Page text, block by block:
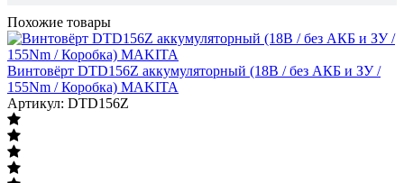
Похожие товары
Винтовёрт DTD156Z аккумуляторный (18В / без АКБ и ЗУ /
155Nm / Коробка) MAKITA
Артикул: DTD156Z